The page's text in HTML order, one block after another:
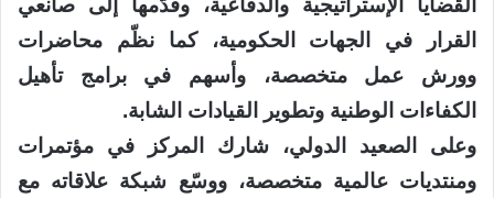
القرار في الجهات الحكومية، كما نظّم محاضرات
وورش عمل متخصصة، وأسهم في برامج تأهيل
الكفاءات الوطنية وتطوير القيادات الشابة.
وعلى الصعيد الدولي، شارك المركز في مؤتمرات
ومنتديات عالمية متخصصة، ووسّع شبكة علاقاته مع